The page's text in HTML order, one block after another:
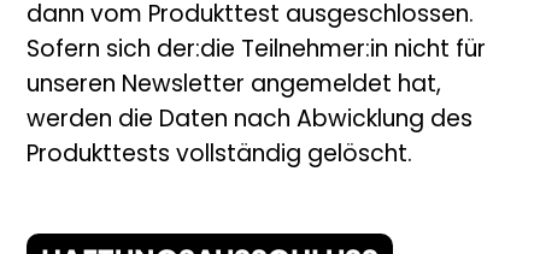
dann vom Produkttest ausgeschlossen.
Sofern sich der:die Teilnehmer:in nicht für
unseren Newsletter angemeldet hat,
werden die Daten nach Abwicklung des
Produkttests vollständig gelöscht.